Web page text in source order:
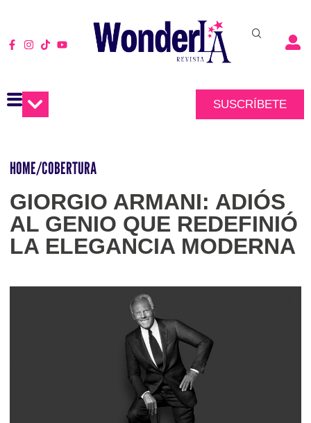
SUSCRÍBETE
HOME/COBERTURA
GIORGIO ARMANI: ADIÓS
AL GENIO QUE REDEFINIÓ
LA ELEGANCIA MODERNA